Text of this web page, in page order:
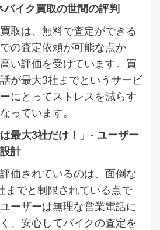
イク買取の世間の評判
取は、無料で査定ができる
の査定依頼が可能な点か
い評価を受けています。買
が最大3社までというサービ
にとってストレスを減らす
っています。
最大3社だけ！」- ユーザー
計
価されているのは、面倒な
までと制限されている点で
ーザーは無理な営業電話に
、安心してバイクの査定を